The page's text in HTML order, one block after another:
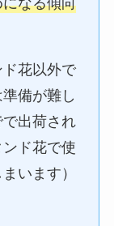
なる傾向
花以外で
備が難し
出荷され
ド花で使
います）